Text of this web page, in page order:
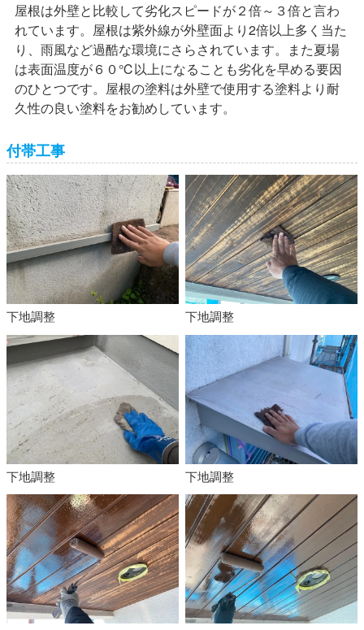
屋根は外壁と比較して劣化スピードが２倍～３倍と言わ
れています。屋根は紫外線が外壁面より2倍以上多く当た
り、雨風など過酷な環境にさらされています。また夏場
は表面温度が６０℃以上になることも劣化を早める要因
のひとつです。屋根の塗料は外壁で使用する塗料より耐
久性の良い塗料をお勧めしています。
付帯工事
下地調整 下地調整
下地調整 下地調整